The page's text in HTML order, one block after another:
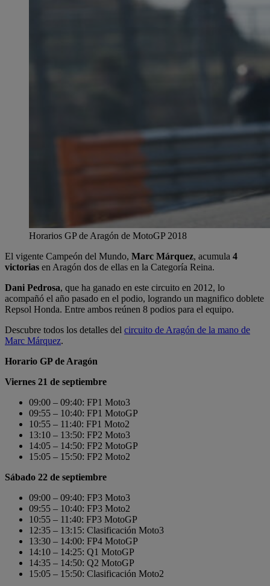
Horarios GP de Aragón de MotoGP 2018
El vigente Campeón del Mundo, Marc Márquez, acumula 4
victorias en Aragón dos de ellas en la Categoría Reina.
Dani Pedrosa, que ha ganado en este circuito en 2012, lo
acompañó el año pasado en el podio, logrando un magnifico doblete
Repsol Honda. Entre ambos reúnen 8 podios para el equipo.
Descubre todos los detalles del circuito de Aragón de la mano de
Marc Márquez.
Horario GP de Aragón
Viernes 21 de septiembre
09:00 – 09:40: FP1 Moto3
09:55 – 10:40: FP1 MotoGP
10:55 – 11:40: FP1 Moto2
13:10 – 13:50: FP2 Moto3
14:05 – 14:50: FP2 MotoGP
15:05 – 15:50: FP2 Moto2
Sábado 22 de septiembre
09:00 – 09:40: FP3 Moto3
09:55 – 10:40: FP3 Moto2
10:55 – 11:40: FP3 MotoGP
12:35 – 13:15: Clasificación Moto3
13:30 – 14:00: FP4 MotoGP
14:10 – 14:25: Q1 MotoGP
14:35 – 14:50: Q2 MotoGP
15:05 – 15:50: Clasificación Moto2